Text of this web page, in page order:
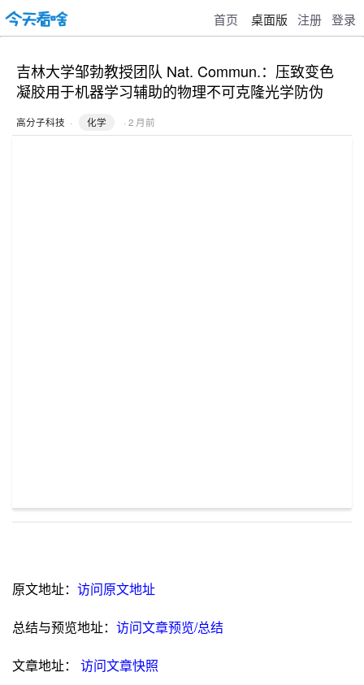
首页 桌面版 注册 登录
吉林大学邹勃教授团队 Nat. Commun.：压致变色
凝胶用于机器学习辅助的物理不可克隆光学防伪
高分子科技 · 化学 · 2 月前
原文地址： 访问原文地址
总结与预览地址： 访问文章预览/总结
文章地址： 访问文章快照